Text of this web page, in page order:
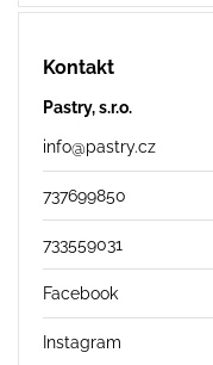
Kontakt
Pastry, s.r.o.
info@pastry.cz
737699850
733559031
Facebook
Instagram